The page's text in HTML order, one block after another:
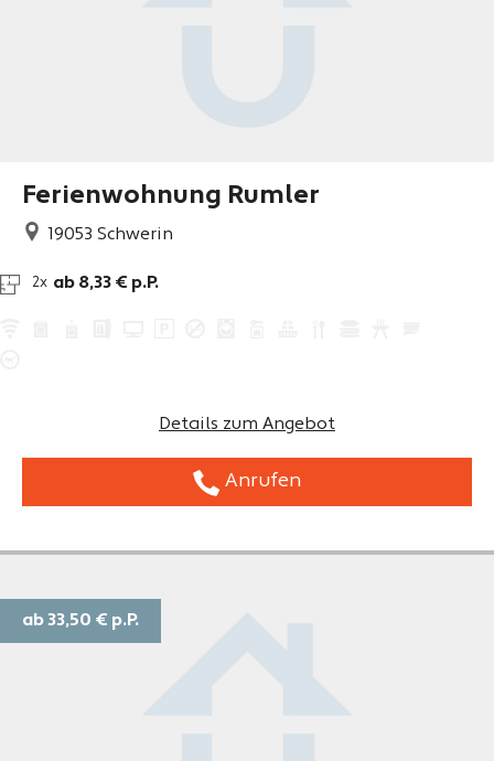
Ferienwohnung Rumler
19053 Schwerin
2x ab 8,33 € p.P.
Details zum Angebot
Anrufen
ab 33,50 € p.P.